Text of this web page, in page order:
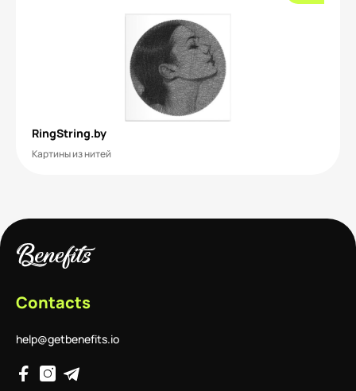
RingString.by
Картины из нитей
Contacts
help@getbenefits.io